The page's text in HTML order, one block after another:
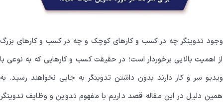
وجود تدوینگر چه در کسب و کارهای کوچک و چه در کسب و کارهای بزرگ
از اهمیت بالایی برخوردار است؛ در حقیقت کسب و کارهایی که به نوعی با
ویدیو سر و کار دارند بدون داشتن تدوینگر به جایی نخواهند رسید. به
همین دلیل در این مقاله قصد داریم با مفهوم تدوین و وظایف تدوینگر